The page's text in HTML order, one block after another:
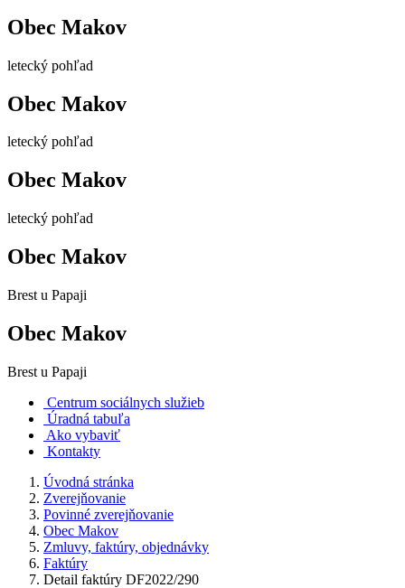
Obec Makov
letecký pohľad
Obec Makov
letecký pohľad
Obec Makov
letecký pohľad
Obec Makov
Brest u Papaji
Obec Makov
Brest u Papaji
Centrum sociálnych služieb
Úradná tabuľa
Ako vybaviť
Kontakty
Úvodná stránka
Zverejňovanie
Povinné zverejňovanie
Obec Makov
Zmluvy, faktúry, objednávky
Faktúry
Detail faktúry DF2022/290